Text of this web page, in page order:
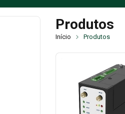
Produtos
Início Produtos